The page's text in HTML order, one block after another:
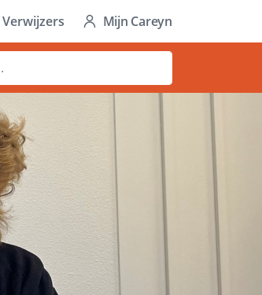
Verwijzers Mijn Careyn